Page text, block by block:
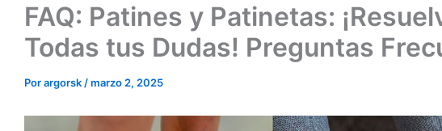
FAQ: Patines y Patinetas:
Todas tus Dudas! Preguntas
Porargorsk /marzo 2, 2025